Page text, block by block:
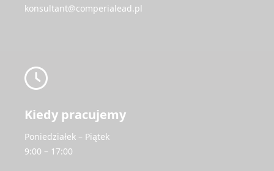
konsultant@comperialead.pl
Kiedy pracujemy
Poniedziałek – Piątek
9:00 – 17:00